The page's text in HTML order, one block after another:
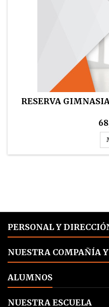
RESERVA
PERSONAL Y
NUESTRA COMPAÑÍA
ALUMNOS
NUESTRA ESCUELA